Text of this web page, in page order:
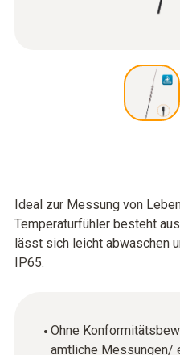
Ideal zur Messung von
Temperaturfühler besteht
lässt sich leicht abwaschen
IP65.
Ohne
amtliche Messungen/